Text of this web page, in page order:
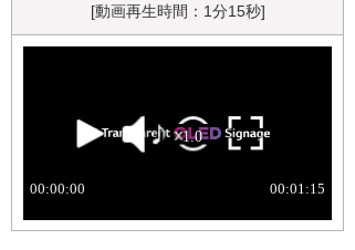
[動画再生時間：1分15秒]